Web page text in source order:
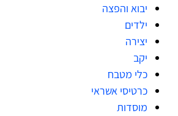
יבוא והפצה
ילדים
יצירה
יקב
כלי מטבח
כרטיסי אשראי
מוסדות